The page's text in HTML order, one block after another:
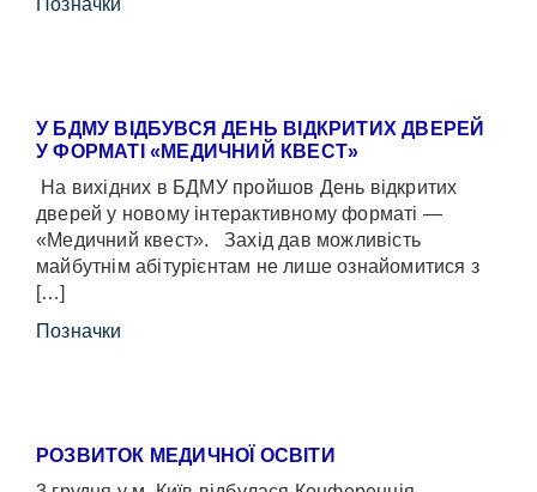
Позначки
У БДМУ ВІДБУВСЯ ДЕНЬ ВІДКРИТИХ ДВЕРЕЙ
У ФОРМАТІ «МЕДИЧНИЙ КВЕСТ»
На вихідних в БДМУ пройшов День відкритих
дверей у новому інтерактивному форматі —
«Медичний квест». Захід дав можливість
майбутнім абітурієнтам не лише ознайомитися з
[…]
Позначки
РОЗВИТОК МЕДИЧНОЇ ОСВІТИ